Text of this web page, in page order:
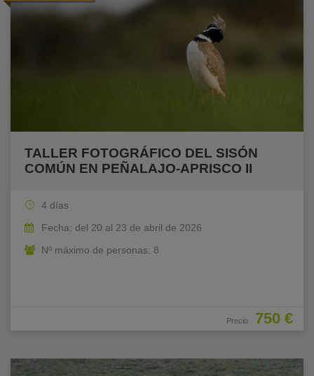
TALLER FOTOGRÁFICO DEL SISÓN
COMÚN EN PEÑALAJO-APRISCO II
Precio 750 €
4 días
Fecha: del 20 al 23 de abril de 2026
Nº máximo de personas: 8